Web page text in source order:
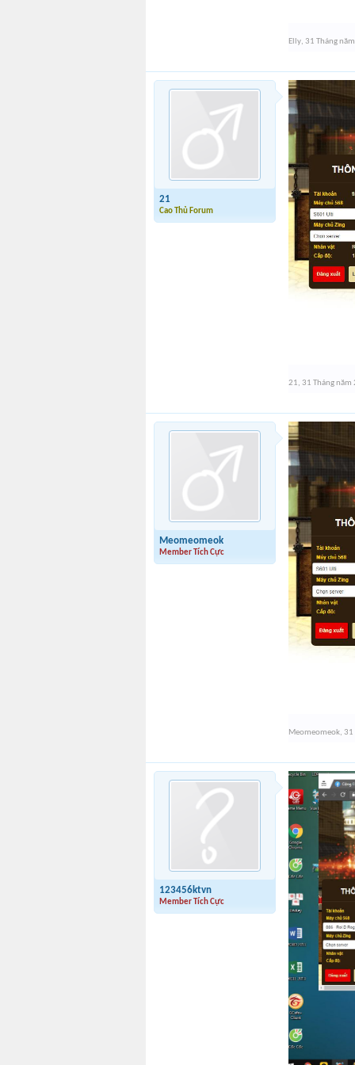
Elly, 31 Tháng
21
Cao Thủ Forum
21, 31 Tháng năm
Meomeomeok
Member Tích Cực
Meomeomeok, 31
123456ktvn
Member Tích Cực